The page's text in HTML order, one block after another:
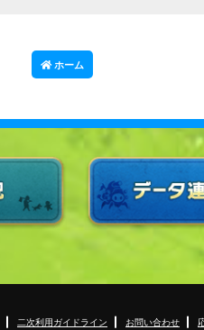
ホーム
二次利用ガイドライン お問い合わせ